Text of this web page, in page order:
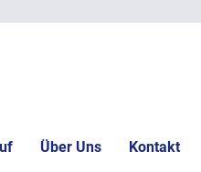
Über Uns Kontakt